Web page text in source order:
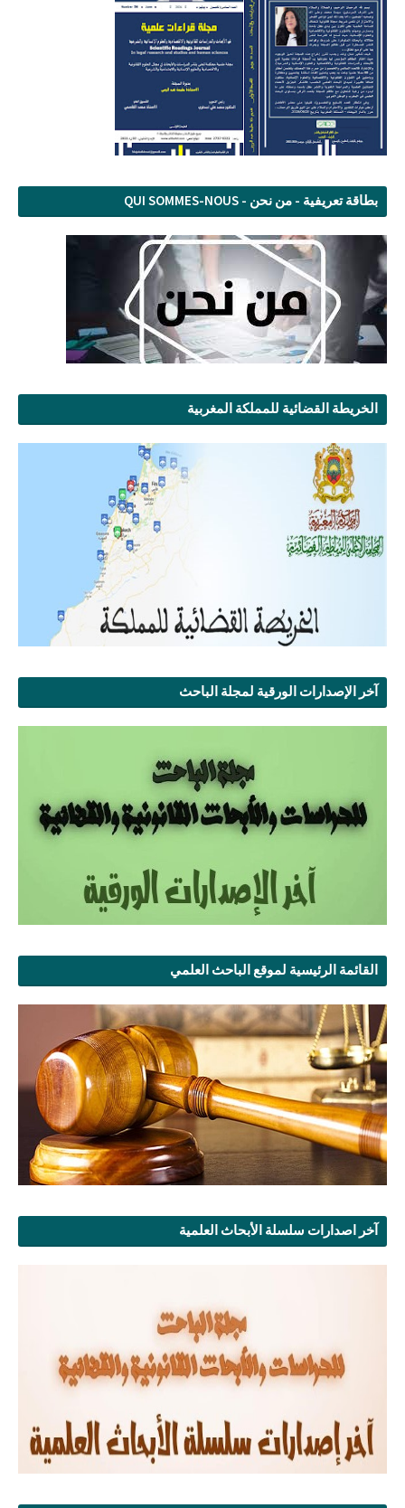
بطاقة تعريفية - من نحن - QUI SOMMES-NOUS
الخريطة القضائية للمملكة المغربية
آخر الإصدارات الورقية لمجلة الباحث
القائمة الرئيسية لموقع الباحث العلمي
آخر اصدارات سلسلة الأبحاث العلمية